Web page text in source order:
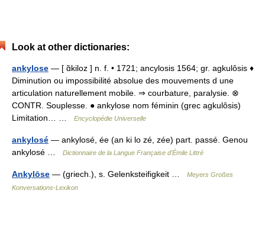
Look at other dictionaries:
ankylose — [ ɑ̃kiloz ] n. f. • 1721; ancylosis 1564; gr. agkulôsis ♦
Diminution ou impossibilité absolue des mouvements d une
articulation naturellement mobile. ⇒ courbature, paralysie. ⊗
CONTR. Souplesse. ● ankylose nom féminin (grec agkulôsis)
Limitation… …
Encyclopédie Universelle
ankylosé — ankylosé, ée (an ki lo zé, zée) part. passé. Genou
ankylosé …
Dictionnaire de la Langue Française d'Émile Littré
Ankylōse — (griech.), s. Gelenksteifigkeit …
Meyers Großes
Konversations-Lexikon